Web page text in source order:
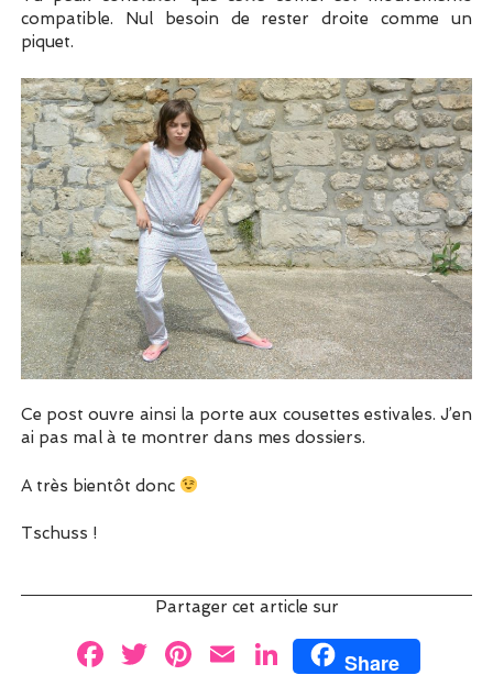
compatible. Nul besoin de rester droite comme un
piquet.
Ce post ouvre ainsi la porte aux cousettes estivales. J’en
ai pas mal à te montrer dans mes dossiers.
A très bientôt donc
Tschuss !
Partager cet article sur
F
T
Pi E Li
Share